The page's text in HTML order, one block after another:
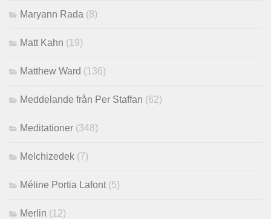
Maryann Rada (8)
Matt Kahn (19)
Matthew Ward (136)
Meddelande från Per Staffan (62)
Meditationer (348)
Melchizedek (7)
Méline Portia Lafont (5)
Merlin (12)